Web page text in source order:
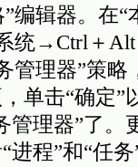
编辑器。在
→Ctrl＋Alt
管理器”策略
单击“确定”
管理器”了。
进程”和“任